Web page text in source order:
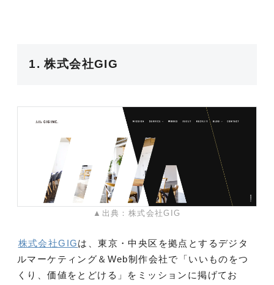
1. 株式会社GIG
▲出典：株式会社GIG
株式会社GIGは、東京・中央区を拠点とするデジタ
ルマーケティング＆Web制作会社で「いいものをつ
くり、価値をとどける」をミッションに掲げてお